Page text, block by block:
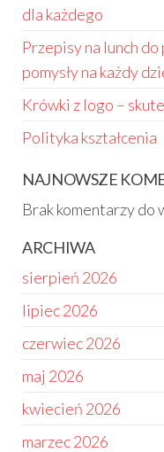
dla każdego
Przepisy na lunch
pomysły na każdy
Krówki z logo –
Polityka kształcenia
NAJNOWSZE
Brak komentarzy do
ARCHIWA
sierpień 2026
lipiec 2026
czerwiec 2026
maj 2026
kwiecień 2026
marzec 2026